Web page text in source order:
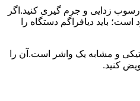
زدایی و جرم گیری کنید.اگر
باید دیافراگم دستگاه را
و مشابه یک واشر است.آن را
کنید.